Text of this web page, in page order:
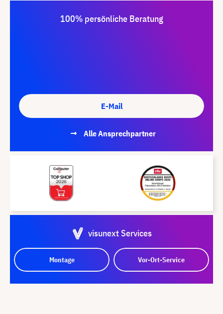
100% persönliche Beratung
E-Mail
Alle Ansprechpartner
visunext Services
Montage Vor-Ort-Service